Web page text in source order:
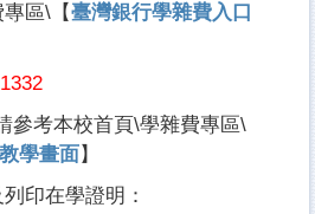
專區\【臺灣銀行學雜費入口
參考本校首頁\學雜費專區\
學畫面 】
印在學證明：